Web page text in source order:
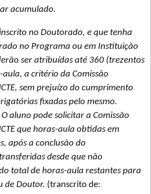
acumulado.
no Doutorado, e que tenha
no Programa ou em Instituição
ser atribuídas até 360 (trezentos
aula, a critério da Comissão
sem prejuízo do cumprimento
fixadas pelo mesmo.
aluno pode solicitar a Comissão
que horas-aula obtidas em
após a conclusão do
desde que não
total de horas-aula restantes para
de Doutor. (transcrito de: